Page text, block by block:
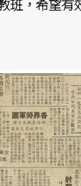
班，希望有